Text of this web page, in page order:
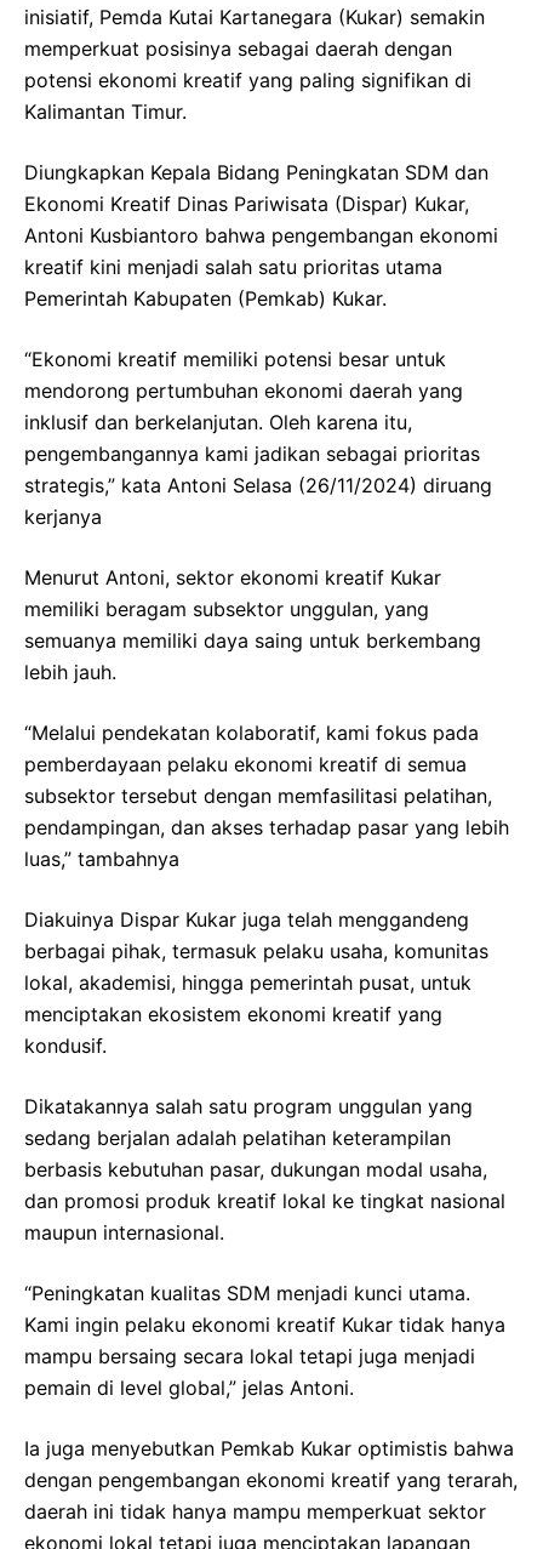
inisiatif, Pemda Kutai Kartanegara (Kukar) semakin
memperkuat posisinya sebagai daerah dengan
potensi ekonomi kreatif yang paling signifikan di
Kalimantan Timur.
Diungkapkan Kepala Bidang Peningkatan SDM dan
Ekonomi Kreatif Dinas Pariwisata (Dispar) Kukar,
Antoni Kusbiantoro bahwa pengembangan ekonomi
kreatif kini menjadi salah satu prioritas utama
Pemerintah Kabupaten (Pemkab) Kukar.
“Ekonomi kreatif memiliki potensi besar untuk
mendorong pertumbuhan ekonomi daerah yang
inklusif dan berkelanjutan. Oleh karena itu,
pengembangannya kami jadikan sebagai prioritas
strategis,” kata Antoni Selasa (26/11/2024) diruang
kerjanya
Menurut Antoni, sektor ekonomi kreatif Kukar
memiliki beragam subsektor unggulan, yang
semuanya memiliki daya saing untuk berkembang
lebih jauh.
“Melalui pendekatan kolaboratif, kami fokus pada
pemberdayaan pelaku ekonomi kreatif di semua
subsektor tersebut dengan memfasilitasi pelatihan,
pendampingan, dan akses terhadap pasar yang lebih
luas,” tambahnya
Diakuinya Dispar Kukar juga telah menggandeng
berbagai pihak, termasuk pelaku usaha, komunitas
lokal, akademisi, hingga pemerintah pusat, untuk
menciptakan ekosistem ekonomi kreatif yang
kondusif.
Dikatakannya salah satu program unggulan yang
sedang berjalan adalah pelatihan keterampilan
berbasis kebutuhan pasar, dukungan modal usaha,
dan promosi produk kreatif lokal ke tingkat nasional
maupun internasional.
“Peningkatan kualitas SDM menjadi kunci utama.
Kami ingin pelaku ekonomi kreatif Kukar tidak hanya
mampu bersaing secara lokal tetapi juga menjadi
pemain di level global,” jelas Antoni.
Ia juga menyebutkan Pemkab Kukar optimistis bahwa
dengan pengembangan ekonomi kreatif yang terarah,
daerah ini tidak hanya mampu memperkuat sektor
ekonomi lokal tetapi juga menciptakan lapangan